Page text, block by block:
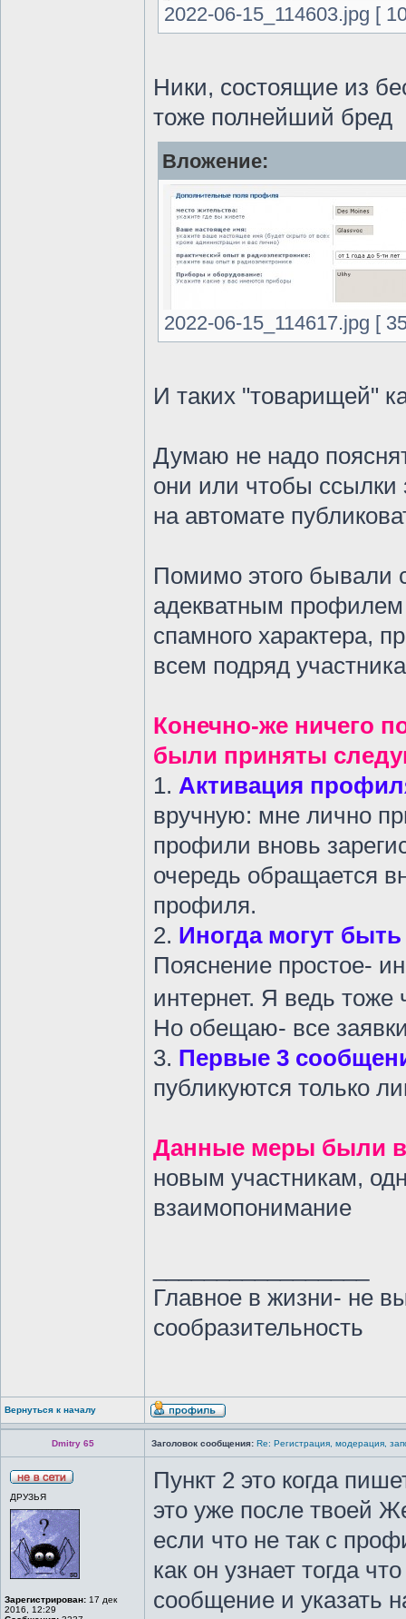
2022-06-15_114603.jpg [
Ники, состоящие из
тоже полнейший бред
Вложение:
2022-06-15_114617.jpg [
И таких "товарищей"
Думаю не надо
они или чтобы
на автомате
Помимо этого бывали
адекватным
спамного характера,
всем подряд
Конечно-же ничего
были приняты
1. Активация
вручную: мне лично
профили вновь
очередь обращается
профиля.
2. Иногда могут
Пояснение простое-
интернет. Я ведь
Но обещаю- все
3. Первые 3
публикуются только
Данные меры были
новым участникам,
взаимопонимание
Главное в жизни- не
сообразительность
Вернуться к началу
Dmitry 65 Заголовок сообщения: Re: Регистрация, модерация,
ДРУЗЬЯ
Зарегистрирован: 17 дек
2016, 12:29
Пункт 2 это когда
это уже после твоей
если что не так с
как он узнает тогда
сообщение и указать